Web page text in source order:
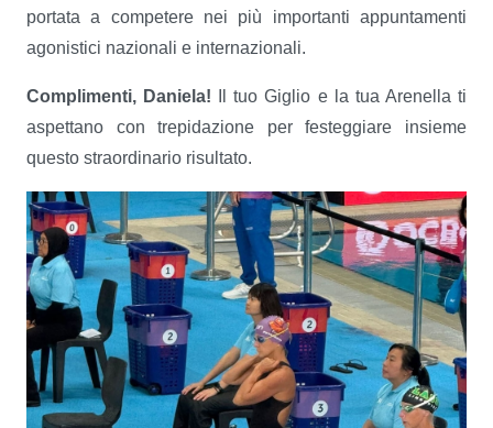
portata a competere nei più importanti appuntamenti
agonistici nazionali e internazionali.
Complimenti, Daniela! Il tuo Giglio e la tua Arenella ti
aspettano con trepidazione per festeggiare insieme
questo straordinario risultato.